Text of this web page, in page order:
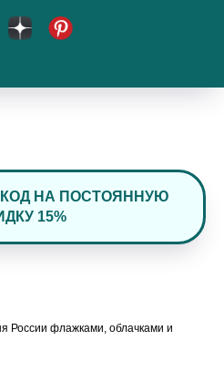
НА ПОСТОЯННУЮ
15%
России флажками, облачками и